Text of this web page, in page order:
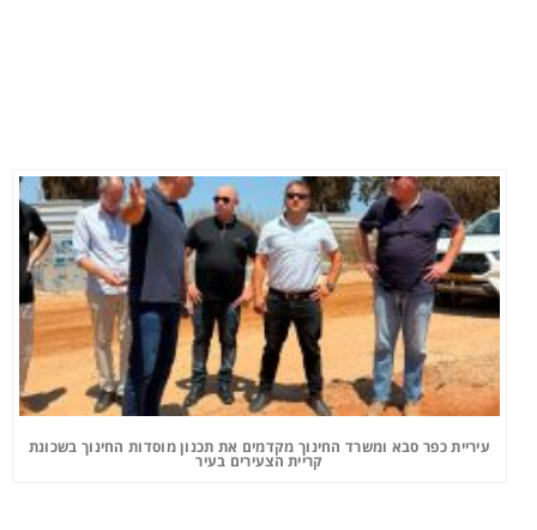
עיריית כפר סבא ומשרד החינוך מקדמים את תכנון מוסדות החינוך בשכונת
קריית הצעירים בעיר